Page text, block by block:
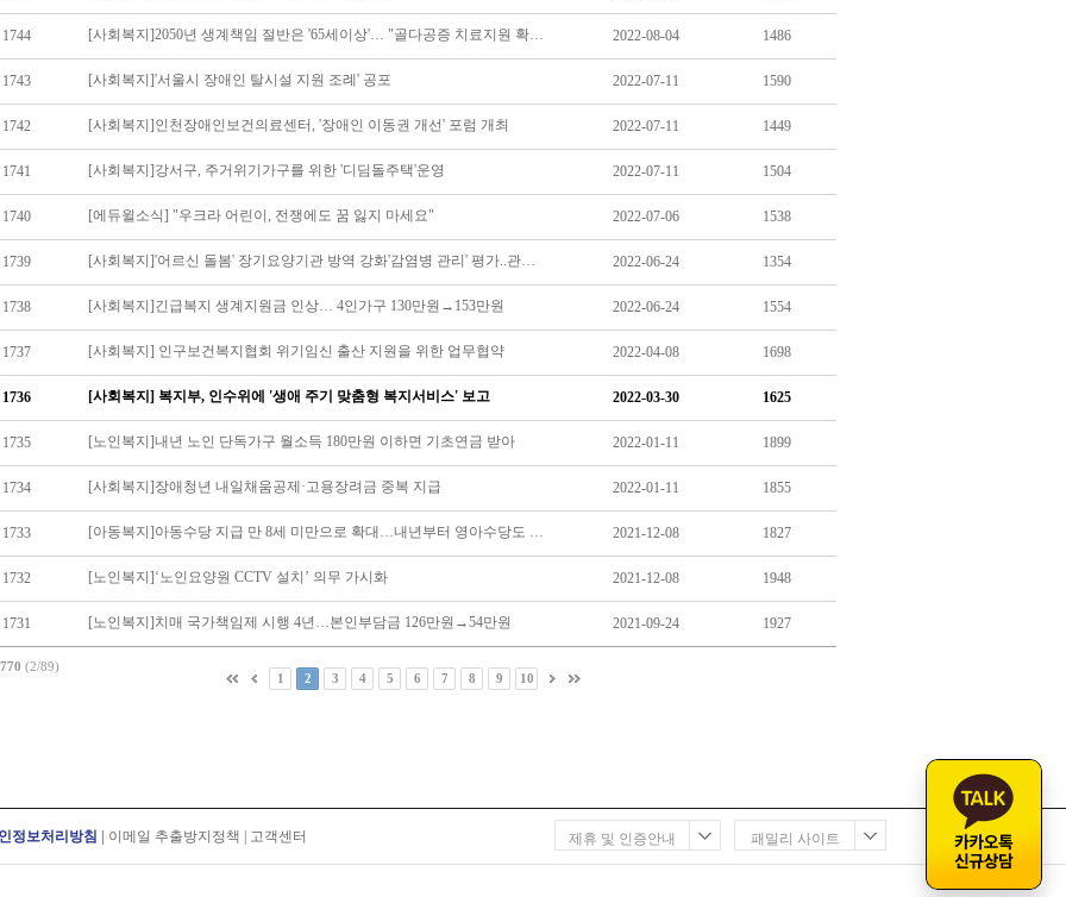
1744 [사회복지]2050년 생계책임 절반은 '65세이상'… "골다공증 치료지원 확대해야" 2022-08-04 1486
1743 [사회복지]'서울시 장애인 탈시설 지원 조례' 공포 2022-07-11 1590
1742 [사회복지]인천장애인보건의료센터, '장애인 이동권 개선' 포럼 개최 2022-07-11 1449
1741 [사회복지]강서구, 주거위기가구를 위한 '디딤돌주택'운영 2022-07-11 1504
1740 [에듀윌소식] "우크라 어린이, 전쟁에도 꿈 잃지 마세요" 2022-07-06 1538
1739 [사회복지]'어르신 돌봄' 장기요양기관 방역 강화'감염병 관리' 평가..관리 강화 2022-06-24 1354
1738 [사회복지]긴급복지 생계지원금 인상… 4인가구 130만원→153만원 2022-06-24 1554
1737 [사회복지] 인구보건복지협회 위기임신 출산 지원을 위한 업무협약 2022-04-08 1698
1736 [사회복지] 복지부, 인수위에 '생애 주기 맞춤형 복지서비스' 보고 2022-03-30 1625
1735 [노인복지]내년 노인 단독가구 월소득 180만원 이하면 기초연금 받아 2022-01-11 1899
1734 [사회복지]장애청년 내일채움공제·고용장려금 중복 지급 2022-01-11 1855
1733 [아동복지]아동수당 지급 만 8세 미만으로 확대…내년부터 영아수당도 지급 2021-12-08 1827
1732 [노인복지]‘노인요양원 CCTV 설치’ 의무 가시화 2021-12-08 1948
1731 [노인복지]치매 국가책임제 시행 4년…본인부담금 126만원→54만원 2021-09-24 1927
(2/89)
1
2 3 4 5 6 7 8 9 10
정보처리방침 이메일 추출방지정책 고객센터 패밀리 사이트
제휴 및 인증안내